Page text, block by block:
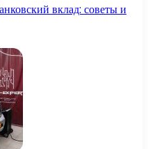
вклад: советы и